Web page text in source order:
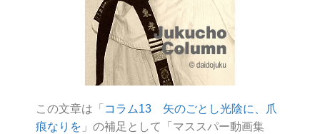
この文章は「 コラム13 矢のごとし光陰に、爪
痕なりを 」の補足として「マススパー動画集